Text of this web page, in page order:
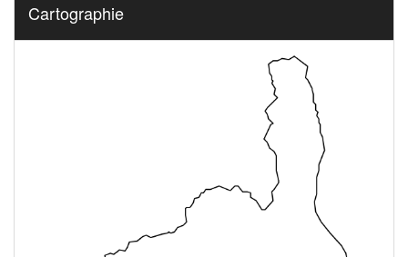
Cartographie